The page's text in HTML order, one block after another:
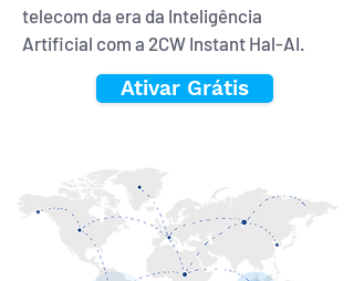
telecom da era da Inteligência
Artificial com a 2CW Instant Hal-AI.
Ativar Grátis